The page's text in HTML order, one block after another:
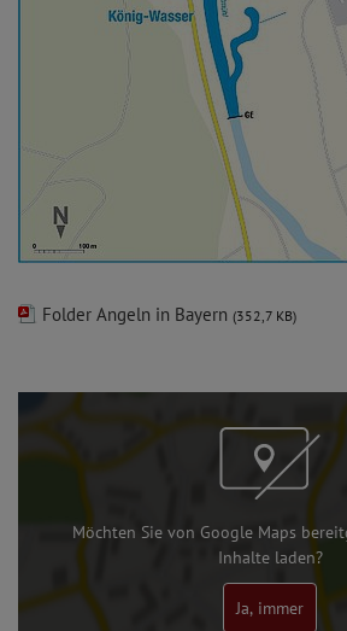
Folder Angeln in Bayern (352,7 KB)
Möchten Sie von Google Maps
Inhalte laden?
Ja, immer